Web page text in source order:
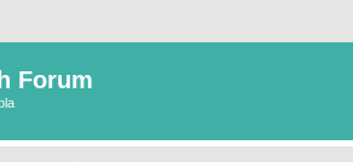
Forum